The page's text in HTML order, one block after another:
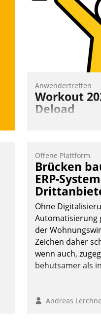
Anwendertreffen
Workout
Deload
Frage: Wie
meistern und
zunehmend
und
Nadja Hußmann
Offene Plattform
Brücken
ERP-
Ohne
Automatisierung
der
Zeichen daher
wenn auch,
behutsamer als
Andreas